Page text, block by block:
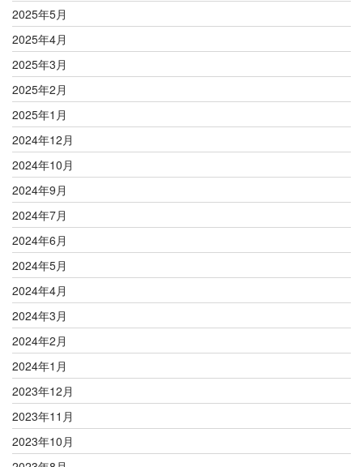
2025年5月
2025年4月
2025年3月
2025年2月
2025年1月
2024年12月
2024年10月
2024年9月
2024年7月
2024年6月
2024年5月
2024年4月
2024年3月
2024年2月
2024年1月
2023年12月
2023年11月
2023年10月